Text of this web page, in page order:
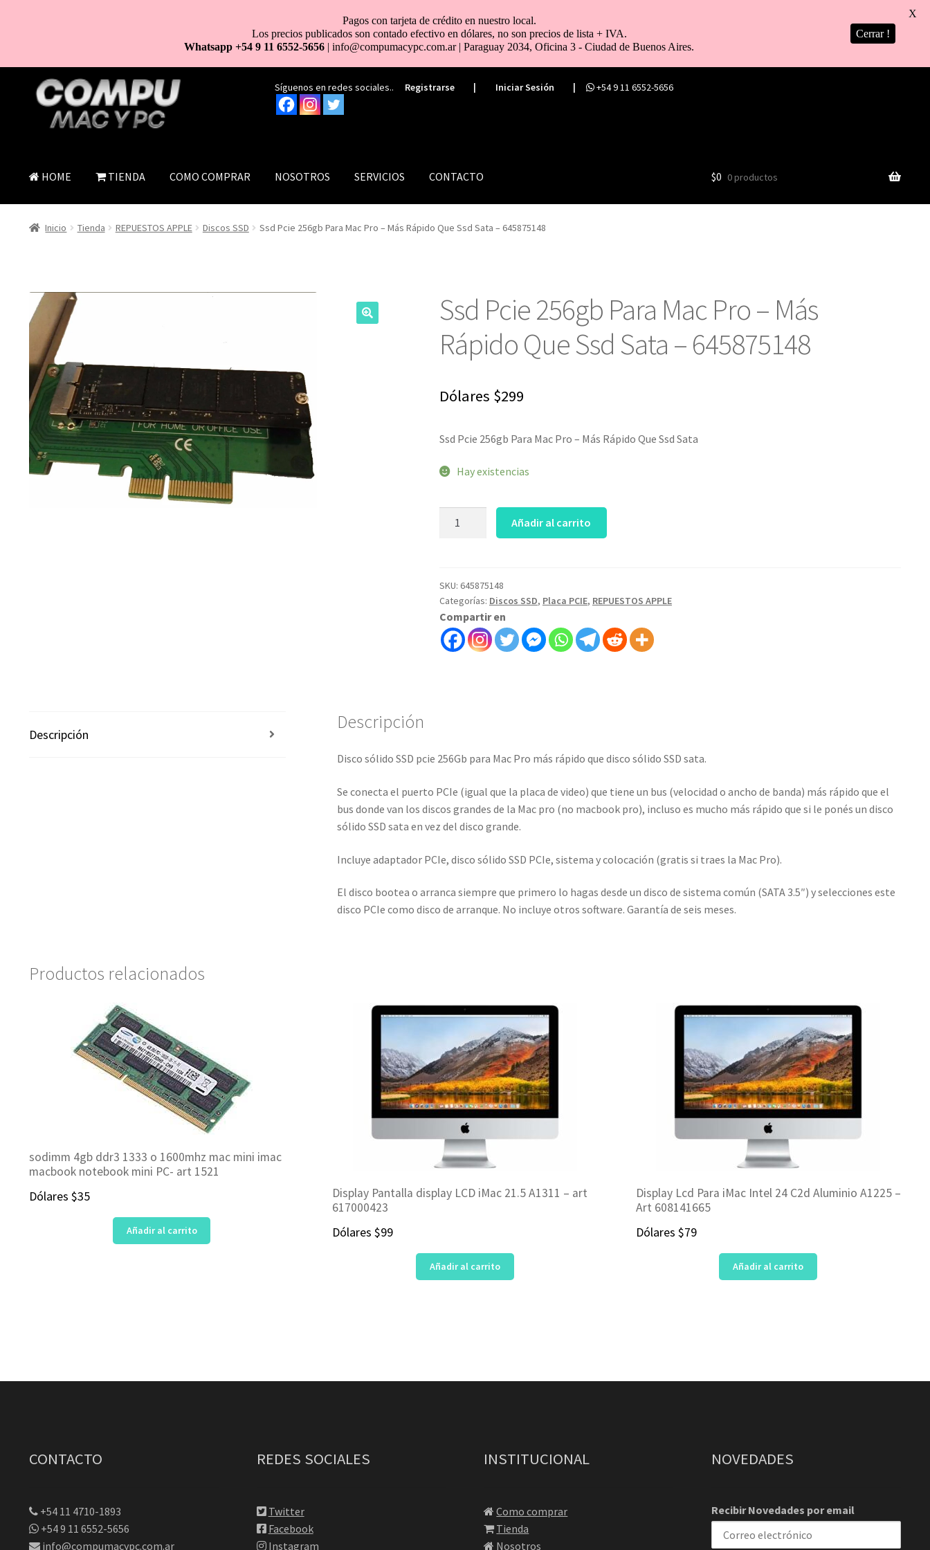
navegación
al
contenido
Síguenos en redes sociales.. Registrarse | Iniciar Sesión | +54 9 11 6552-5656
HOME TIENDA COMO COMPRAR NOSOTROS SERVICIOS CONTACTO $0 0 productos
Inicio Tienda REPUESTOS APPLE Discos SSD Ssd Pcie 256gb Para Mac Pro – Más Rápido Que Ssd Sata – 645875148
Ssd Pcie 256gb Para Mac Pro – Más
Rápido Que Ssd Sata – 645875148
Dólares $299
Ssd Pcie 256gb Para Mac Pro – Más Rápido Que Ssd Sata
Hay existencias
Mac
Pro
-
Más
Rápido
cantidad
Añadir al carrito
SKU: 645875148
Categorías: Discos SSD, Placa PCIE, REPUESTOS APPLE
Compartir en
Descripción
Descripción
Disco sólido SSD pcie 256Gb para Mac Pro más rápido que disco sólido SSD sata.
Se conecta el puerto PCIe (igual que la placa de video) que tiene un bus (velocidad o ancho de banda) más rápido que el
bus donde van los discos grandes de la Mac pro (no macbook pro), incluso es mucho más rápido que si le ponés un disco
sólido SSD sata en vez del disco grande.
Incluye adaptador PCIe, disco sólido SSD PCIe, sistema y colocación (gratis si traes la Mac Pro).
El disco bootea o arranca siempre que primero lo hagas desde un disco de sistema común (SATA 3.5″) y selecciones este
disco PCIe como disco de arranque. No incluye otros software. Garantía de seis meses.
Productos relacionados
sodimm 4gb ddr3 1333 o 1600mhz mac mini imac
macbook notebook mini PC- art 1521
Dólares $35
Añadir al carrito
Display Pantalla display LCD iMac 21.5 A1311 – art
617000423
Dólares$99
Añadir al carrito
Display Lcd Para iMac Intel 24 C2d Aluminio A1225 –
Art 608141665
Dólares $79
Añadir al carrito
CONTACTO
+54 11 4710-1893
+54 9 11 6552-5656
info@compumacypc.com.ar
REDES SOCIALES
Twitter
Facebook
Instagram
INSTITUCIONAL
Como comprar
Tienda
Nosotros
NOVEDADES
Recibir Novedades por email
Pagos con tarjeta de crédito en nuestro local.
Los precios publicados son contado efectivo en dólares, no son precios de lista + IVA.
Whatsapp +54 9 11 6552-5656 | info@compumacypc.com.ar | Paraguay 2034, Oficina 3 - Ciudad de Buenos Aires.
Cerrar !
X